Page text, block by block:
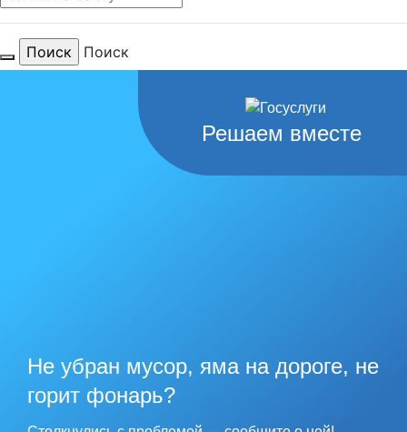
Поиск
Решаем вместе
Не убран мусор, яма на дороге, не
горит фонарь?
Для тебя
рекорды